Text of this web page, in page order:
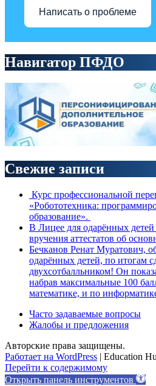
Написать о проблеме
Навигатор ПФДО
Свежие записи
Курс профессиональной
«Робототехника:
образование».
В Лицее для одарённых детей
вручения аттестатов об
Бечканов Ренат Муратович,
одарённых детей, по итогам
двухсотбалльником! Он
набрав максимальные 100
математике, и по
Часто задаваемые вопросы
Жалобы и предложения
Авторские права защищены.
Работает на WordPress | Education
Перейти к содержимому
Открыть панель инструментов